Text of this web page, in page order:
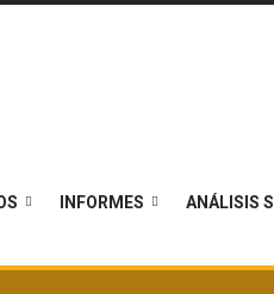
INFORMES ANÁLISIS